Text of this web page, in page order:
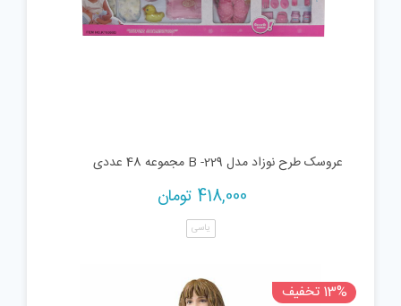
عروسک طرح نوزاد مدل B -229 مجموعه 48 عددی
418,000 تومان
یاسی
13% تخفیف